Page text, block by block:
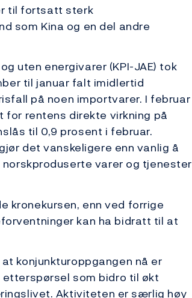
til fortsatt sterk
som Kina og en del andre
uten energivarer (KPI-JAE) tok
til januar falt imidlertid
på noen importvarer. I februar
for rentens direkte virkning på
til 0,9 prosent i februar.
det vanskeligere enn vanlig å
varer og tjenester
kronekursen, enn ved forrige
kan ha bidratt til at
konjunkturoppgangen nå er
som bidro til økt
Aktiviteten er særlig høy